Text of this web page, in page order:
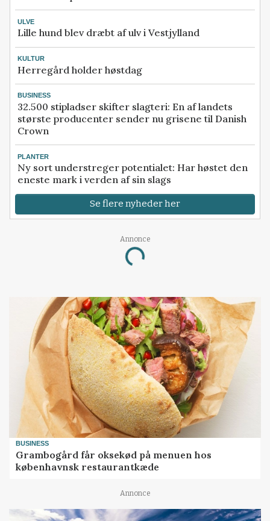
ULVE
Lille hund blev dræbt af ulv i Vestjylland
KULTUR
Herregård holder høstdag
BUSINESS
32.500 stipladser skifter slagteri: En af landets
største producenter sender nu grisene til Danish
Crown
PLANTER
Ny sort understreger potentialet: Har høstet den
eneste mark i verden af sin slags
Se flere nyheder her
Annonce
Loading...
BUSINESS
Grambogård får oksekød på menuen hos
københavnsk restaurantkæde
Annonce